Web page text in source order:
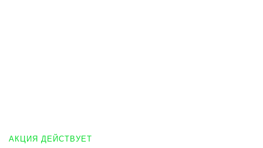
АКЦИЯ ДЕЙСТВУЕТ